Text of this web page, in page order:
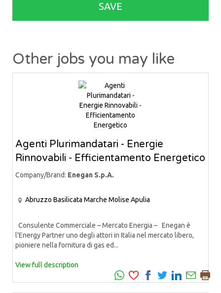
SAVE
Other jobs you may like
Agenti Plurimandatari - Energie
Rinnovabili - Efficientamento Energetico
Company/Brand: Enegan S.p.A.
Abruzzo Basilicata Marche Molise Apulia
Consulente Commerciale – Mercato Energia – Enegan è
l'Energy Partner uno degli attori in Italia nel mercato libero,
pioniere nella fornitura di gas ed...
View full description